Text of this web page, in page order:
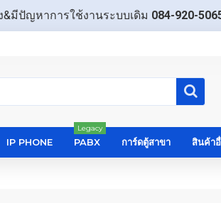
มีปัญหาการใช้งานระบบเดิม 084-920-
IP PHONE PABX
Legacy
การ์ดตู้สาขา สินค้า